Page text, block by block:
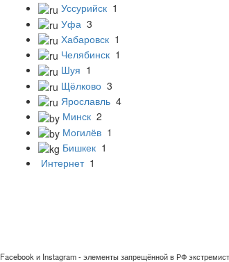
Уссурийск 1
Уфа 3
Хабаровск 1
Челябинск 1
Шуя 1
Щёлково 3
Ярославль 4
Минск 2
Могилёв 1
Бишкек 1
Интернет 1
Facebook и Instagram - элементы запрещённой в РФ